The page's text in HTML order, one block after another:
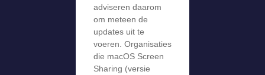
adviseren daarom
om meteen de
updates uit te
voeren. Organisaties
die macOS Screen
Sharing (versie